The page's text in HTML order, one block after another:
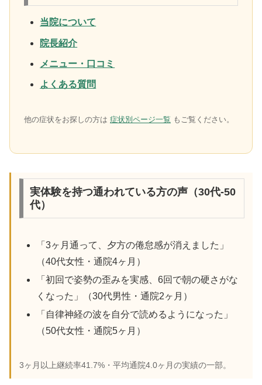
当院について
院長紹介
メニュー・口コミ
よくある質問
他の症状をお探しの方は 症状別ページ一覧 もご覧ください。
実体験を持つ通われている方の声（30代-50
代）
「3ヶ月通って、夕方の倦怠感が消えました」
（40代女性・通院4ヶ月）
「初回で姿勢の歪みを実感、6回で朝の硬さがな
くなった」（30代男性・通院2ヶ月）
「自律神経の波を自分で読めるようになった」
（50代女性・通院5ヶ月）
3ヶ月以上継続率41.7%・平均通院4.0ヶ月の実績の一部。